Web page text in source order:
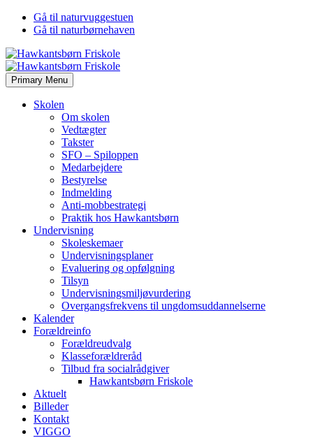
Gå til naturvuggestuen
Gå til naturbørnehaven
Primary Menu
Skolen
Om skolen
Vedtægter
Takster
SFO – Spiloppen
Medarbejdere
Bestyrelse
Indmelding
Anti-mobbestrategi
Praktik hos Hawkantsbørn
Undervisning
Skoleskemaer
Undervisningsplaner
Evaluering og opfølgning
Tilsyn
Undervisningsmiljøvurdering
Overgangsfrekvens til ungdomsuddannelserne
Kalender
Forældreinfo
Forældreudvalg
Klasseforældreråd
Tilbud fra socialrådgiver
Hawkantsbørn Friskole
Aktuelt
Billeder
Kontakt
VIGGO